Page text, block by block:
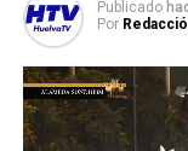
Publicado
Por